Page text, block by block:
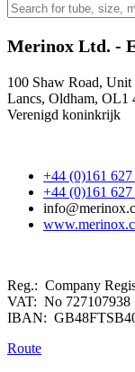
Merinox Ltd. -
100 Shaw Road, Unit
Lancs, Oldham, OL1
Verenigd koninkrijk
+44 (0)161
+44 (0)161 627
Reg.: Company
VAT: No 727107938
IBAN:
Route